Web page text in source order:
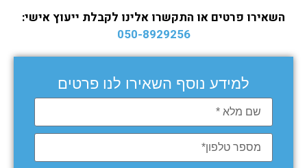
השאירו פרטים או התקשרו אלינו לקבלת ייעוץ אישי:
050-8929256
למידע נוסף השאירו לנו פרטים